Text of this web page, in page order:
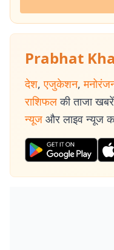
Prabhat
देश, एजुकेशन,
राशिफल की ताजा
न्यूज और लाइव न्यूज